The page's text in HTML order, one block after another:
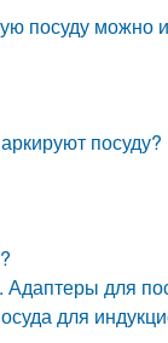
посуду можно
посуду?
Адаптеры для
для